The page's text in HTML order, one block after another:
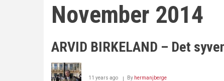
November 2014
ARVID BIRKELAND – Det
11 years ago By hermanjberge